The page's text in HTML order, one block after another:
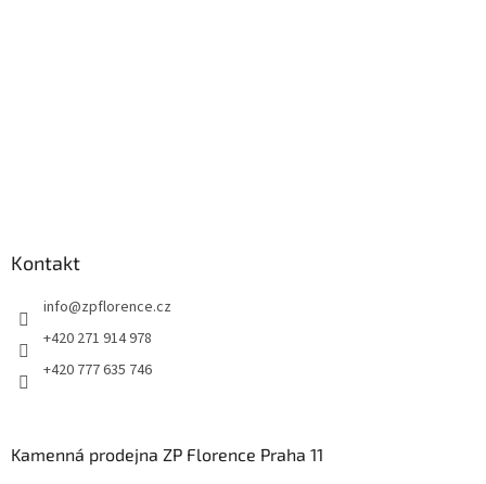
Kontakt
info@zpflorence.cz
+420 271 914 978
+420 777 635 746
Kamenná prodejna ZP Florence Praha 11